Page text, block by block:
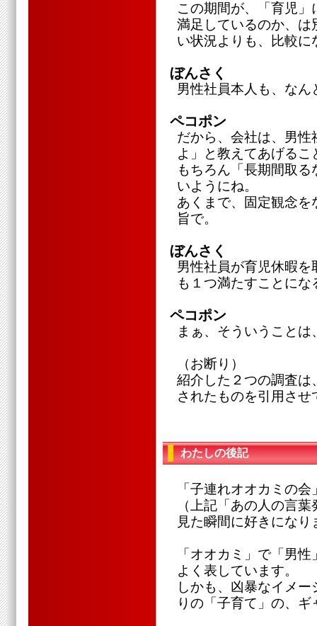
この期間が、「育児
満足しているのか、は
い状況よりも、比較
ぼんさく
男性社員本人も、な
ペコポン
だから、会社は、男
よ」と教えてあげるこ
もちろん「長期間取
いようにね。
あくまで、固定観念
旨で。
ぼんさく
男性社員が育児休暇
も１つ満たすことにな
ペコポン
まぁ、そういうこと
（お断り）
紹介した２つの調査
されたものを引用さ
わたしの後記
「子連れオオカミの
（上記「あの人の言
見た瞬間に好きになり
「オオカミ」で「男
よく表しています。
しかも、凶暴なイメ
りの「子育て」の、